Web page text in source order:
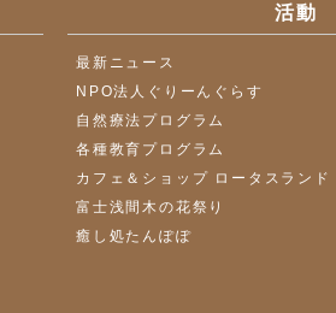
活動
最新ニュース
NPO法人ぐりーんぐらす
自然療法プログラム
各種教育プログラム
カフェ＆ショップ ロータスランド
富士浅間木の花祭り
癒し処たんぽぽ